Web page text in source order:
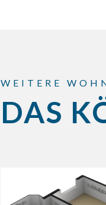
WEITERE
DAS